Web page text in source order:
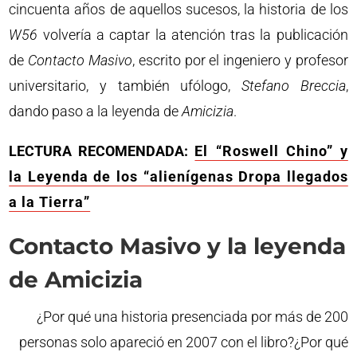
cincuenta años de aquellos sucesos, la historia de los
W56 volvería a captar la atención tras la publicación
de Contacto Masivo, escrito por el ingeniero y profesor
universitario, y también ufólogo,Stefano Breccia,
dando paso a la leyenda deAmicizia.
LECTURA RECOMENDADA: El “Roswell Chino” y
la Leyenda de los “alienígenas Dropa llegados
a la Tierra”
Contacto Masivo y la leyenda
de Amicizia
¿Por qué una historia presenciada por más de 200
personas solo apareció en 2007 con el libro?¿Por qué